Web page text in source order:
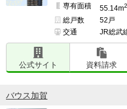
専有面積
55.14m2
総戸数
52戸
交通
JR総武
公式サイト 資料請求
バウス加賀